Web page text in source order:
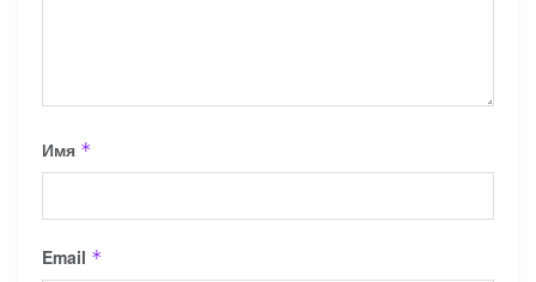
Имя *
Email *